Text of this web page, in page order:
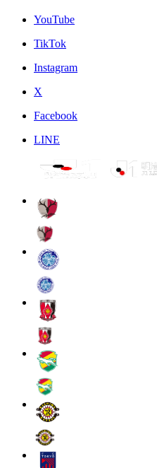
YouTube
TikTok
Instagram
X
Facebook
LINE